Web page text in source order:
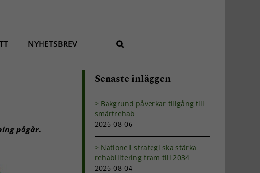
NYHETSBREV
pågår.
Senaste inläggen
Bakgrund påverkar tillgång till
smärtrehab
2026-08-06
Nationell strategi ska stärka
rehabilitering fram till 2034
2026-08-04